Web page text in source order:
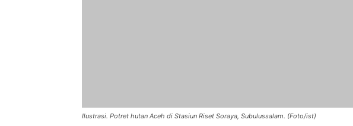
Ilustrasi. Potret hutan Aceh di Stasiun Riset Soraya, Subulussalam. (Foto/ist)